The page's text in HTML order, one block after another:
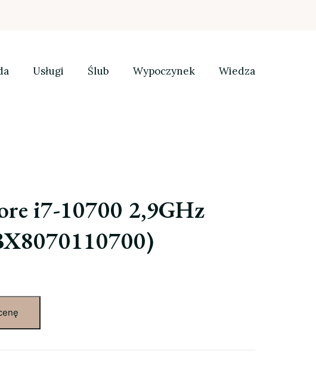
Usługi Ślub Wypoczynek Wiedza
i7-10700 2,9GHz